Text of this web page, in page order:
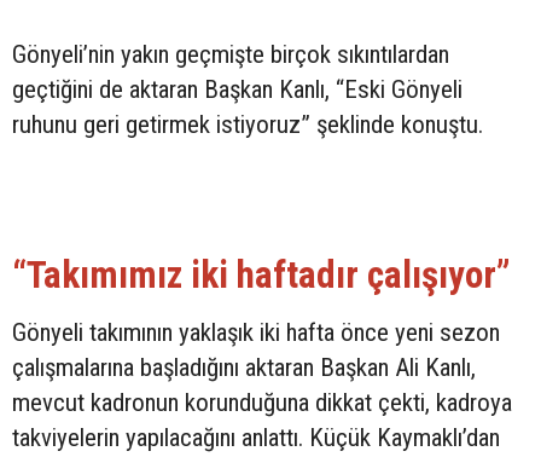
Gönyeli’nin yakın geçmişte birçok sıkıntılardan
geçtiğini de aktaran Başkan Kanlı, “Eski Gönyeli
ruhunu geri getirmek istiyoruz” şeklinde konuştu.
“Takımımız iki haftadır çalışıyor”
Gönyeli takımının yaklaşık iki hafta önce yeni sezon
çalışmalarına başladığını aktaran Başkan Ali Kanlı,
mevcut kadronun korunduğuna dikkat çekti, kadroya
takviyelerin yapılacağını anlattı. Küçük Kaymaklı’dan